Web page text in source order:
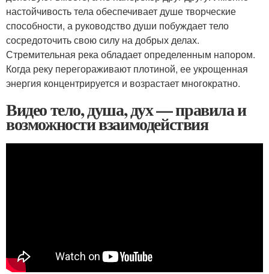
настойчивость тела обеспечивает душе творческие
способности, а руководство души побуждает тело
сосредоточить свою силу на добрых делах.
Стремительная река обладает определенным напором.
Когда реку перегораживают плотиной, ее укрощенная
энергия концентрируется и возрастает многократно.
Видео тело, душа, дух — правила и
возможности взаимодействия